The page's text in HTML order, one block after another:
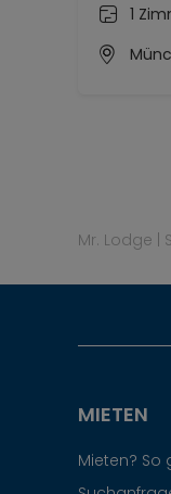
1
Mr. Lodge |
MIETEN
Mieten? So